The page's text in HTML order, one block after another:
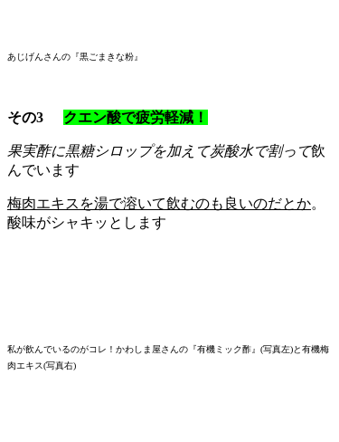
あじげんさんの『黒ごまきな粉』
その3 クエン酸で疲労軽減！
果実酢に黒糖シロップを加えて炭酸水で割って飲
んでいます
梅肉エキスを湯で溶いて飲むのも良いのだとか。
酸味がシャキッとします
私が飲んでいるのがコレ！かわしま屋さんの『有機ミック酢』(写真左)と有機梅
肉エキス(写真右)